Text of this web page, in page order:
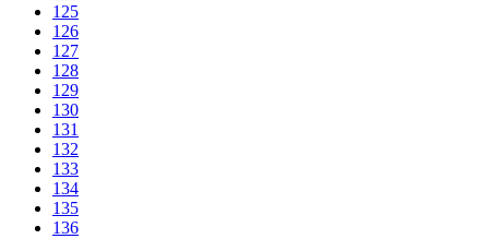
125
126
127
128
129
130
131
132
133
134
135
136